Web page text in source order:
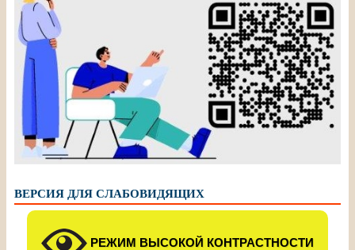
ВЕРСИЯ ДЛЯ СЛАБОВИДЯЩИХ
РЕЖИМ ВЫСОКОЙ КОНТРАСТНОСТИ